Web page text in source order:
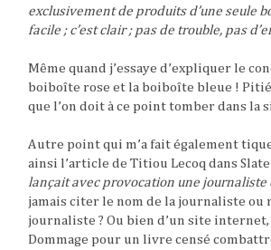
exclusivement de produits d’une seule
facile ; c’est clair ; pas de trouble, pas
Même quand j’essaye d’expliquer le
boiboîte rose et la boiboîte bleue ! Pitié,
que l’on doit à ce point tomber dans la
Autre point qui m’a fait également
ainsi l’article de Titiou Lecoq dans Slate
lançait avec provocation une journaliste
jamais citer le nom de la journaliste ou
journaliste ? Ou bien d’un site
Dommage pour un livre censé